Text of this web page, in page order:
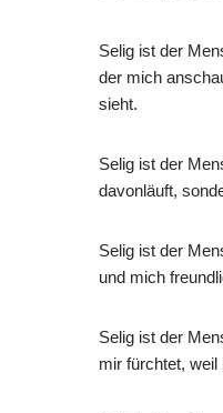
Selig ist der
der mich
sieht.
Selig ist der
davonläuft,
Selig ist der
und mich
Selig ist der
mir fürchtet, weil